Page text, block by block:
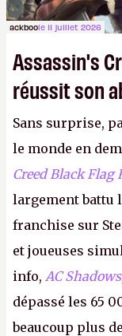
ackboole 11 juillet 2026
Assassin's
réussit son
Sans surprise,
le monde en
Creed Black Flag
largement battu
franchise sur
et joueuses
info, AC Shadows
dépassé les 65
beaucoup plus